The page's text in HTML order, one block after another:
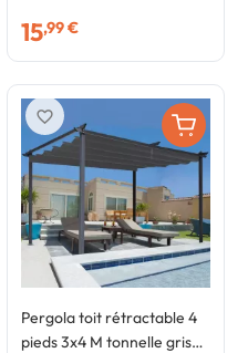
15,99 €
Pergola toit rétractable 4
pieds 3x4 M tonnelle gris
favorite_border